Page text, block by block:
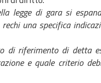
legge di gara si
una specifica
di riferimento di detta
e quale criterio